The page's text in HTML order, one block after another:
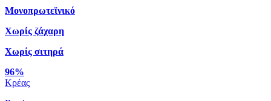
Μονοπρωτεϊνικό
Χωρίς ζάχαρη
Χωρίς σιτηρά
96%
Κρέας